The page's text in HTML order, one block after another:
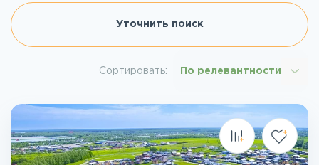
Уточнить поиск
Сортировать: По релевантности